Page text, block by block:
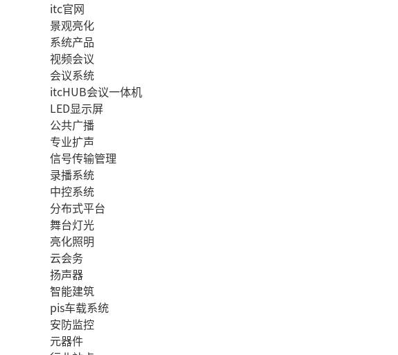
itc官网
景观亮化
系统产品
视频会议
会议系统
itcHUB会议一体机
LED显示屏
公共广播
专业扩声
信号传输管理
录播系统
中控系统
分布式平台
舞台灯光
亮化照明
云会务
扬声器
智能建筑
pis车载系统
安防监控
元器件